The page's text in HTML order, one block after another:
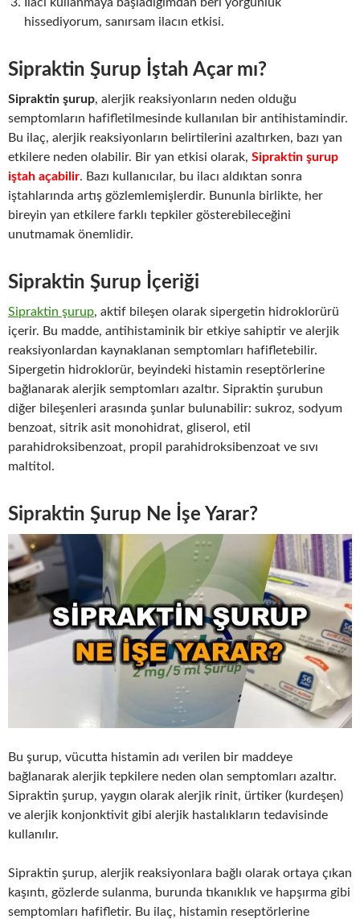
hissediyorum, sanırsam ilacın etkisi.
Sipraktin Şurup İştah Açar mı?
Sipraktin şurup, alerjik reaksiyonların neden olduğu
semptomların hafifletilmesinde kullanılan bir antihistamindir.
Bu ilaç, alerjik reaksiyonların belirtilerini azaltırken, bazı yan
etkilere neden olabilir. Bir yan etkisi olarak, Sipraktin şurup
iştah açabilir. Bazı kullanıcılar, bu ilacı aldıktan sonra
iştahlarında artış gözlemlemişlerdir. Bununla birlikte, her
bireyin yan etkilere farklı tepkiler gösterebileceğini
unutmamak önemlidir.
Sipraktin Şurup İçeriği
Sipraktin şurup, aktif bileşen olarak sipergetin hidroklorürü
içerir. Bu madde, antihistaminik bir etkiye sahiptir ve alerjik
reaksiyonlardan kaynaklanan semptomları hafifletebilir.
Sipergetin hidroklorür, beyindeki histamin reseptörlerine
bağlanarak alerjik semptomları azaltır. Sipraktin şurubun
diğer bileşenleri arasında şunlar bulunabilir: sukroz, sodyum
benzoat, sitrik asit monohidrat, gliserol, etil
parahidroksibenzoat, propil parahidroksibenzoat ve sıvı
maltitol.
Sipraktin Şurup Ne İşe Yarar?
Bu şurup, vücutta histamin adı verilen bir maddeye
bağlanarak alerjik tepkilere neden olan semptomları azaltır.
Sipraktin şurup, yaygın olarak alerjik rinit, ürtiker (kurdeşen)
ve alerjik konjonktivit gibi alerjik hastalıkların tedavisinde
kullanılır.
Sipraktin şurup, alerjik reaksiyonlara bağlı olarak ortaya çıkan
kaşıntı, gözlerde sulanma, burunda tıkanıklık ve hapşırma gibi
semptomları hafifletir. Bu ilaç, histamin reseptörlerine